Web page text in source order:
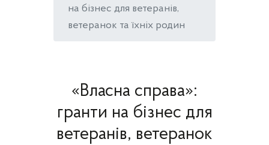
на бізнес для ветеранів,
ветеранок та їхніх родин
«Власна справа»:
гранти на бізнес для
ветеранів, ветеранок